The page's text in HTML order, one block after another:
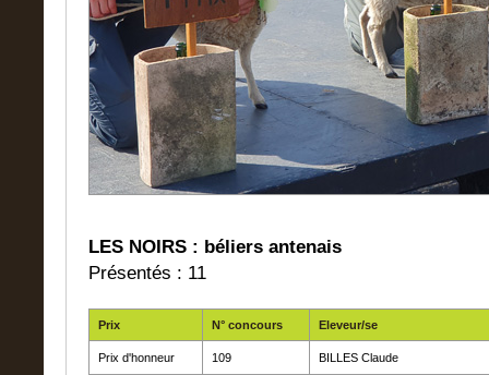
LES NOIRS : béliers antenais
Présentés : 11
Prix N° concours Eleveur/se
Prix d'honneur 109 BILLES Claude